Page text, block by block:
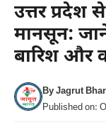
उत्तर प्रदेश
मानसून:
बारिश और
ByJagrut
Published on: